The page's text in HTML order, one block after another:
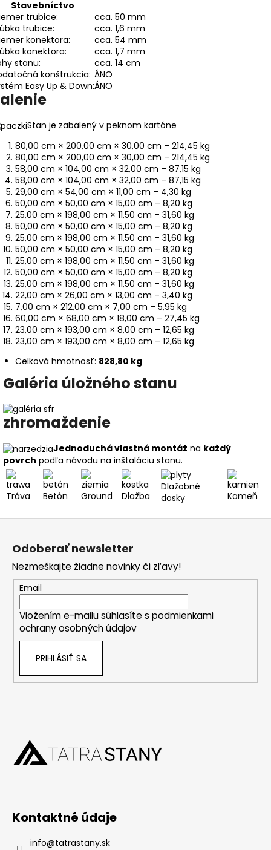
Stavebníctvo
trubice:
cca. 50 mm
trubice:
cca. 1,6 mm
konektora:
cca. 54 mm
konektora:
cca. 1,7 mm
stanu:
cca. 14 cm
konštrukcia: ÁNO
Easy Up & Down:ÁNO
Stan je zabalený v peknom kartóne
80,00 cm × 200,00 cm × 30,00 cm – 214,45 kg
80,00 cm × 200,00 cm × 30,00 cm – 214,45 kg
58,00 cm × 104,00 cm × 32,00 cm – 87,15 kg
58,00 cm × 104,00 cm × 32,00 cm – 87,15 kg
29,00 cm × 54,00 cm × 11,00 cm – 4,30 kg
50,00 cm × 50,00 cm × 15,00 cm – 8,20 kg
25,00 cm × 198,00 cm × 11,50 cm – 31,60 kg
50,00 cm × 50,00 cm × 15,00 cm – 8,20 kg
25,00 cm × 198,00 cm × 11,50 cm – 31,60 kg
50,00 cm × 50,00 cm × 15,00 cm – 8,20 kg
25,00 cm × 198,00 cm × 11,50 cm – 31,60 kg
50,00 cm × 50,00 cm × 15,00 cm – 8,20 kg
25,00 cm × 198,00 cm × 11,50 cm – 31,60 kg
22,00 cm × 26,00 cm × 13,00 cm – 3,40 kg
7,00 cm × 212,00 cm × 7,00 cm – 5,95 kg
60,00 cm × 68,00 cm × 18,00 cm – 27,45 kg
23,00 cm × 193,00 cm × 8,00 cm – 12,65 kg
23,00 cm × 193,00 cm × 8,00 cm – 12,65 kg
Celková hmotnosť: 828,80 kg
Galéria úložného stanu
zhromaždenie
Jednoduchá vlastná montáž na každý
povrch podľa návodu na inštaláciu stanu.
Tráva Betón Ground Dlažba
Dlažobné
dosky
Kameň
Odoberať newsletter
Nezmeškajte žiadne novinky či zľavy!
Email
Vložením e-mailu súhlasíte s podmienkami
ochrany osobných údajov
PRIHLÁSIŤ SA
Kontaktné údaje
info@tatrastany.sk